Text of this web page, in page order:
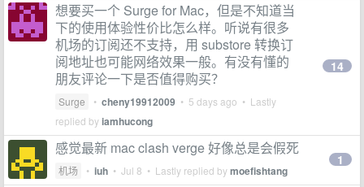
想要买一个 Surge for Mac，但是不知道当
下的使用体验性价比怎么样。听说有很多
机场的订阅还不支持，用 substore 转换订
阅地址也可能网络效果一般。有没有懂的
朋友评论一下是否值得购买？
Surge • cheny19912009 • 5 days ago • Lastly
replied byiamhucong
14
感觉最新 mac clash verge 好像总是会假死
机场 • iuh • Jul 8 • Lastly replied bymoefishtang
1